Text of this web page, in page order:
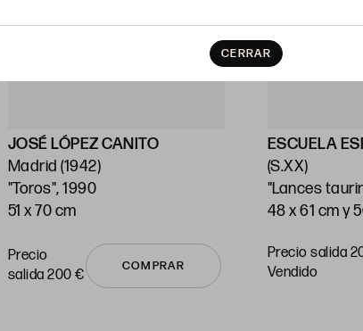
CERRAR
JOSÉ LÓPEZ CANITO
Madrid (1942)
"Toros", 1990
51 x 70 cm
Precio
salida 200 €
COMPRAR
ESCUELA
(S.XX)
"Lances
48 x 61 cm y
Precio salida
vendido